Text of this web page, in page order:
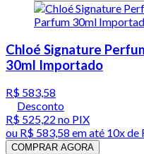
Chloé Signature
30ml Importado
R$ 583,58
Desconto
R$ 525,22 no PIX
ou R$ 583,58 em até 10x de
COMPRAR AGORA